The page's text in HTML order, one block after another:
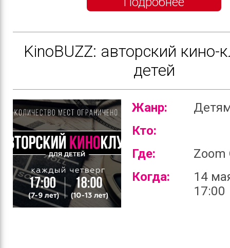
KinoBUZZ: авторский кино-
детей
Жанр:
Кто:
Где:
Zoom
Когда:
14
17:00